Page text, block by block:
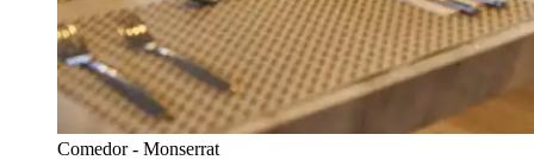
Comedor - Monserrat